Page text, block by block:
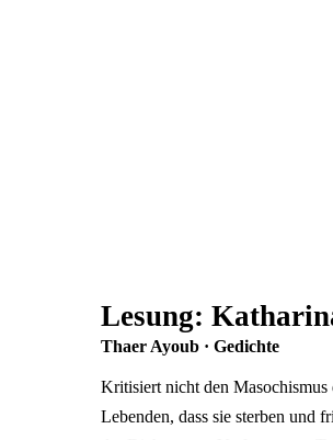
Lesung:
Thaer Ayoub · Gedichte
Kritisiert nicht den Masochismus
Lebenden, dass sie sterben und